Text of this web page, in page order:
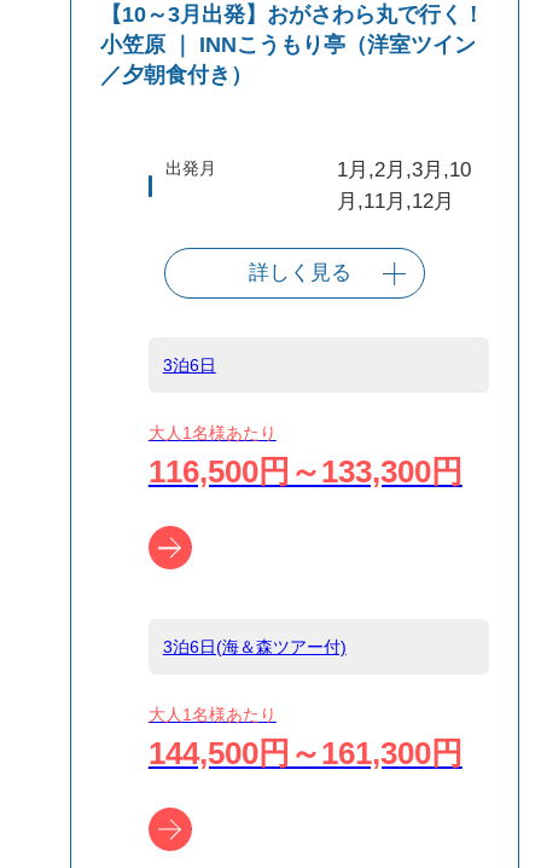
【10～3月出発】おがさわら丸で行く！
小笠原 ｜ INNこうもり亭（洋室ツイン
／夕朝食付き）
出発月
1月,2月,3月,10
月,11月,12月
出発港
東京（竹芝客船
受付方式
リクエスト受付
詳しく見る
3泊6日
大人1名様あたり
116,500円～133,300円
ツアー詳細へ
3泊6日(海＆森ツアー付)
大人1名様あたり
144,500円～161,300円
ツアー詳細へ